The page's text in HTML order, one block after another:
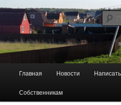
Перейти
к
основному
содержимому
Березенки
Главная Новости
Собственникам